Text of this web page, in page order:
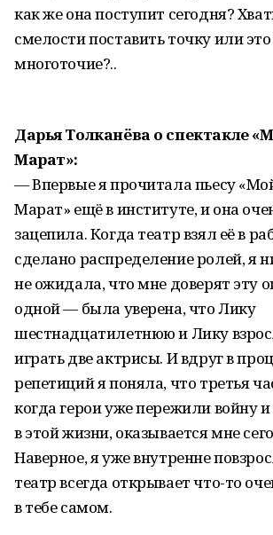
как же она поступит сегодня?
смелости поставить точку или
многоточие?..
Дарья Толканёва о спектакле
Марат»:
— Впервые я прочитала пьесу
Марат» ещё в институте, и она
зацепила. Когда театр взял её в
сделано распределение ролей, я
не ожидала, что мне доверят эту
одной — была уверена, что Лику
шестнадцатилетнюю и Лику
играть две актрисы. И вдруг в
репетиций я поняла, что третья
когда герои уже пережили войну и
в этой жизни, оказывается мне
Наверное, я уже внутренне
театр всегда открывает что-то
в тебе самом.